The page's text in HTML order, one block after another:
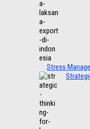
Stress